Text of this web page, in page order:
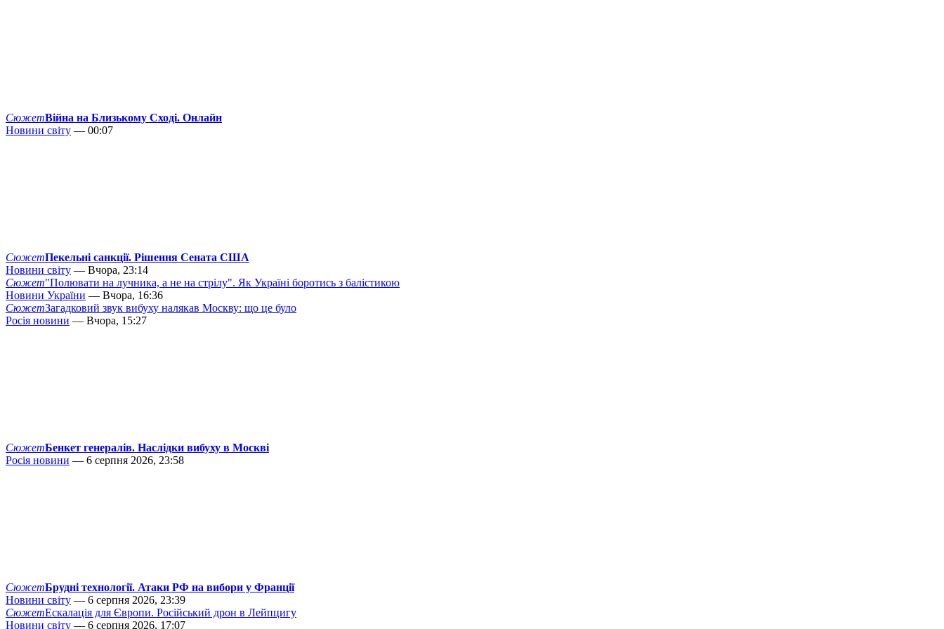
СюжетВійна на Близькому Сході. Онлайн
Новини світу — 00:07
СюжетПекельні санкції. Рішення Сената США
Новини світу — Вчора, 23:14
Сюжет"Полювати на лучника, а не на стрілу". Як Україні боротись з балістикою
Новини України — Вчора, 16:36
СюжетЗагадковий звук вибуху налякав Москву: що це було
Росія новини — Вчора, 15:27
СюжетБенкет генералів. Наслідки вибуху в Москві
Росія новини — 6 серпня 2026, 23:58
СюжетБрудні технології. Атаки РФ на вибори у Франції
Новини світу — 6 серпня 2026, 23:39
СюжетЕскалація для Європи. Російський дрон в Лейпцигу
Новини світу — 6 серпня 2026, 17:07